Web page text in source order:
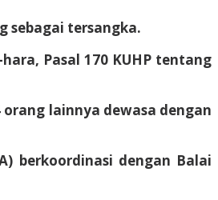
sebagai tersangka.
Pasal 170 KUHP tentang
lainnya dewasa dengan
berkoordinasi dengan Balai